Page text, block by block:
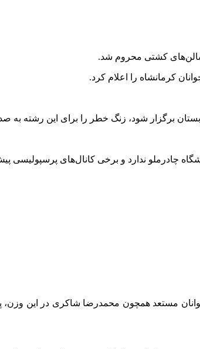
کرمانشاه را اعلام کرد.
برگزار شود، زنگ خطر را برای این رشته به
چادرملو ندارد و برخی کانال‌های پرسپولیسی
های اخیر و همچنین ظهور جوانان مستعد همچون محمدرضا